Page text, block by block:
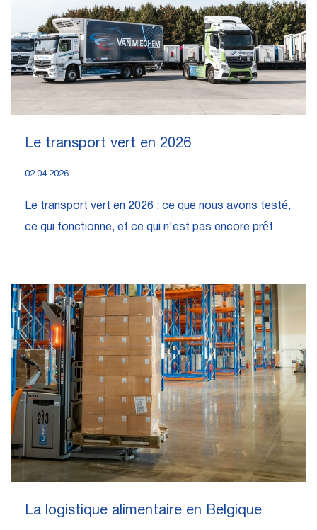
Le transport vert en 2026
02.04.2026
Le transport vert en 2026 : ce que nous avons testé,
ce qui fonctionne, et ce qui n'est pas encore prêt
La logistique alimentaire en Belgique